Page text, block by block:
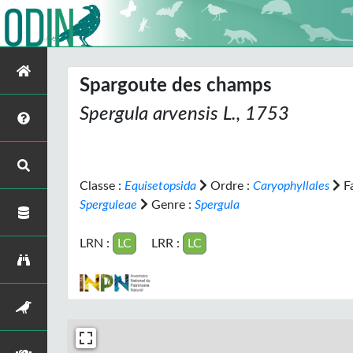
Spargoute des champs
Spergula arvensis L., 1753
Classe : Equisetopsida Ordre : Caryophyllales
Sperguleae
Genre : Spergula
LRN : LC LRR : LC